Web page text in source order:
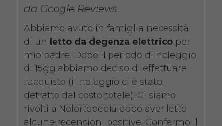
da 89,00€
SCHEDA COMPLETA
Noleggio Letto da
degenza ortopedico
elettrico in legno +
da Google Reviews
Abbiamo avuto in famiglia necessità
di un letto da degenza elettrico per
mio padre. Dopo il periodo di noleggio
di 15gg abbiamo deciso di effettuare
l'acquisto (il noleggio ci è stato
detratto dal costo totale). Ci siamo
rivolti a Nolortopedia dopo aver letto
alcune recensioni positive. Confermo il